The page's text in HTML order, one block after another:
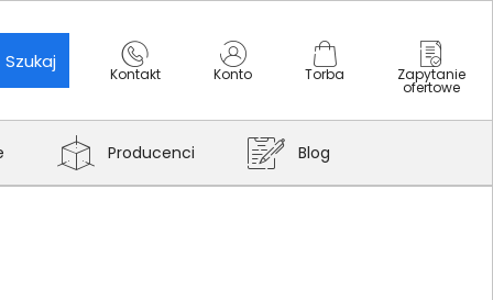
Szukaj
Kontakt Konto Torba Zapytanie
ofertowe
Producenci Blog